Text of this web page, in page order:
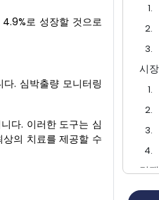
로 성장할 것으로
. 심박출량 모니터링
다. 이러한 도구는 심
의 치료를 제공할 수
시
경
FAQ